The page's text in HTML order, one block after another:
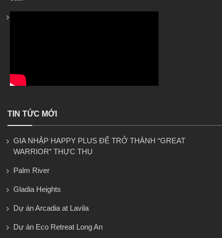
TIN TỨC MỚI
GIA NHẬP HAPPY PLUS ĐỂ TRỞ THÀNH “GREAT
WARRIOR” THỰC THỤ
Palm River
Gladia Heights
Dự án Arcadia at Lavila
Dự án Eco Retreat Long An